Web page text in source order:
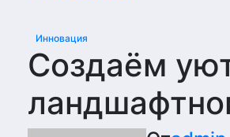
Инновация
Создаём